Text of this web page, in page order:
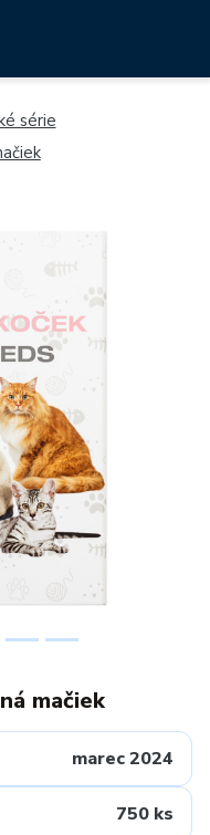
série
mačiek
marec 2024
750 ks